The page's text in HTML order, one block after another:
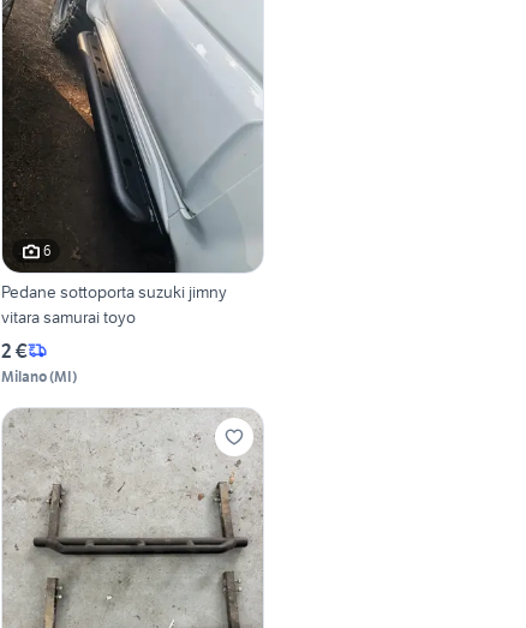
6
Pedane sottoporta suzuki jimny
vitara samurai toyo
2 €
Milano(MI)